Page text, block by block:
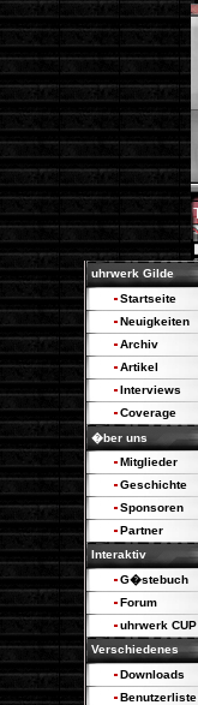
uhrwerk Gilde
Startseite
Neuigkeiten
Archiv
Artikel
Interviews
Coverage
�ber uns
Mitglieder
Geschichte
Sponsoren
Partner
Interaktiv
G�stebuch
Forum
uhrwerk CUP
Verschiedenes
Downloads
Benutzerliste